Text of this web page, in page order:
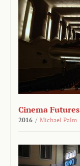
Cinema Futures
2016 / Michael Palm